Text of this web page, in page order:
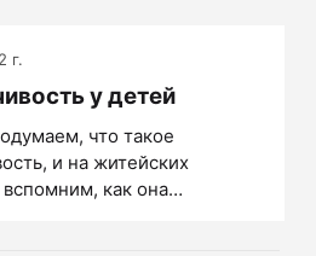
г.
у детей
что такое
и на житейских
как она